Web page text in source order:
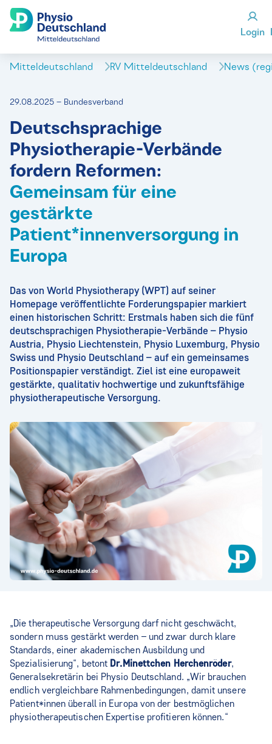
Login
Mitteldeutschland RV Mitteldeutschland News
29.08.2025 – Bundesverband
Deutschsprachige
Physiotherapie-Verbände
fordern Reformen:
Gemeinsam für eine
gestärkte
Patient*innenversorgung in
Europa
Das von World Physiotherapy (WPT) auf seiner
Homepage veröffentlichte Forderungspapier markiert
einen historischen Schritt: Erstmals haben sich die fünf
deutschsprachigen Physiotherapie-Verbände – Physio
Austria, Physio Liechtenstein, Physio Luxemburg, Physio
Swiss und Physio Deutschland – auf ein gemeinsames
Positionspapier verständigt. Ziel ist eine europaweit
gestärkte, qualitativ hochwertige und zukunftsfähige
physiotherapeutische Versorgung.
„Die therapeutische Versorgung darf nicht geschwächt,
sondern muss gestärkt werden – und zwar durch klare
Standards, einer akademischen Ausbildung und
Spezialisierung“, betont Dr.Minettchen Herchenröder,
Generalsekretärin bei Physio Deutschland. „Wir brauchen
endlich vergleichbare Rahmenbedingungen, damit unsere
Patient*innen überall in Europa von der bestmöglichen
physiotherapeutischen Expertise profitieren können.“